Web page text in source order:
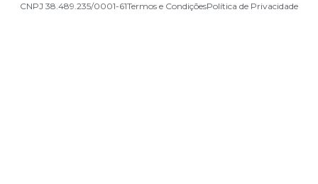
CNPJ 38.489.235/0001-61Termos e CondiçõesPolítica de Privacidade